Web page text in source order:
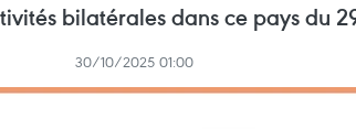
bilatérales dans ce pays du
30/10/2025 01:00